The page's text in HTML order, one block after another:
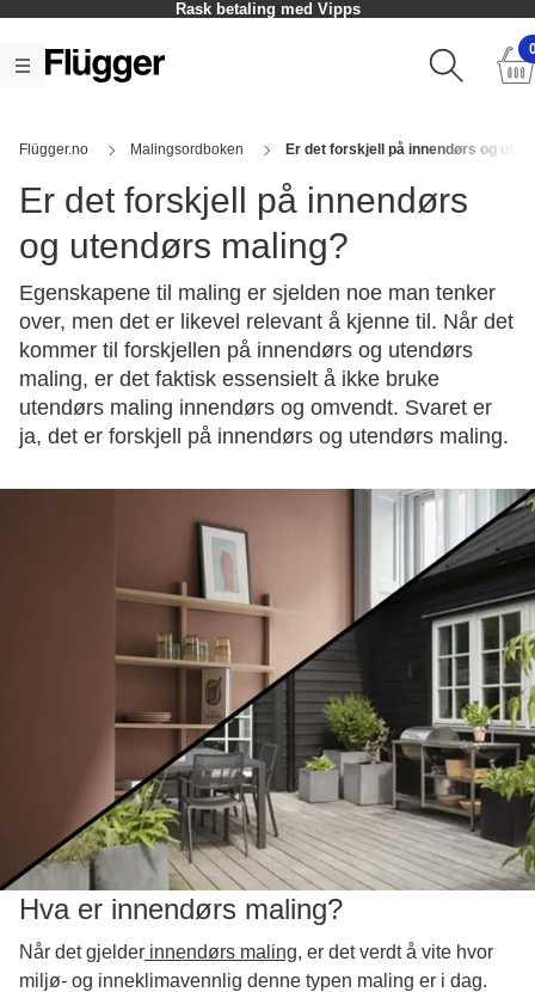
Rask betaling med Vipps
Flügger.no Malingsordboken Er det forskjell på innendørs og
Er det forskjell på innendørs
og utendørs maling?
Egenskapene til maling er sjelden noe man tenker
over, men det er likevel relevant å kjenne til. Når det
kommer til forskjellen på innendørs og utendørs
maling, er det faktisk essensielt å ikke bruke
utendørs maling innendørs og omvendt. Svaret er
ja, det er forskjell på innendørs og utendørs maling.
Hva er innendørs maling?
Når det gjelder innendørs maling, er det verdt å vite hvor
miljø- og inneklimavennlig denne typen maling er i dag.